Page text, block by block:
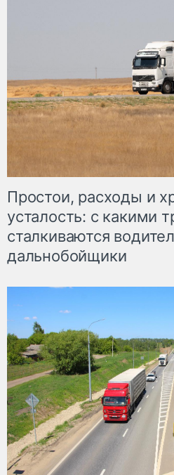
Простои, расходы и
усталость: с какими
сталкиваются
дальнобойщики